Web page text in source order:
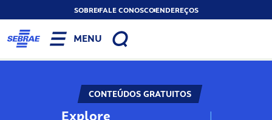
SOBREFALE CONOSCOENDEREÇOS
MENU
CONTEÚDOS GRATUITOS
Explore N